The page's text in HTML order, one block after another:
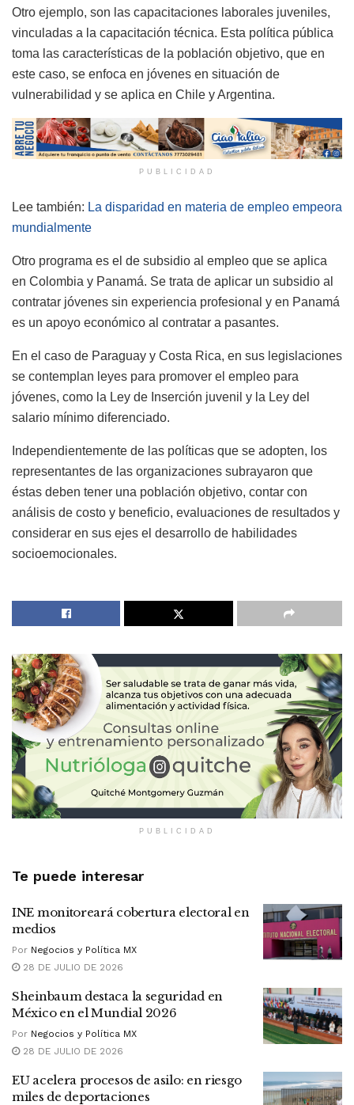
Otro ejemplo, son las capacitaciones laborales juveniles,
vinculadas a la capacitación técnica. Esta política pública
toma las características de la población objetivo, que en
este caso, se enfoca en jóvenes en situación de
vulnerabilidad y se aplica en Chile y Argentina.
PUBLICIDAD
Lee también: La disparidad en materia de empleo empeora
mundialmente
Otro programa es el de subsidio al empleo que se aplica
en Colombia y Panamá. Se trata de aplicar un subsidio al
contratar jóvenes sin experiencia profesional y en Panamá
es un apoyo económico al contratar a pasantes.
En el caso de Paraguay y Costa Rica, en sus legislaciones
se contemplan leyes para promover el empleo para
jóvenes, como la Ley de Inserción juvenil y la Ley del
salario mínimo diferenciado.
Independientemente de las políticas que se adopten, los
representantes de las organizaciones subrayaron que
éstas deben tener una población objetivo, contar con
análisis de costo y beneficio, evaluaciones de resultados y
considerar en sus ejes el desarrollo de habilidades
socioemocionales.
PUBLICIDAD
Te puede interesar
INE monitoreará cobertura electoral en
medios
Por Negocios y Política MX
28 DE JULIO DE 2026
Sheinbaum destaca la seguridad en
México en el Mundial 2026
Por Negocios y Política MX
28 DE JULIO DE 2026
EU acelera procesos de asilo: en riesgo
miles de deportaciones